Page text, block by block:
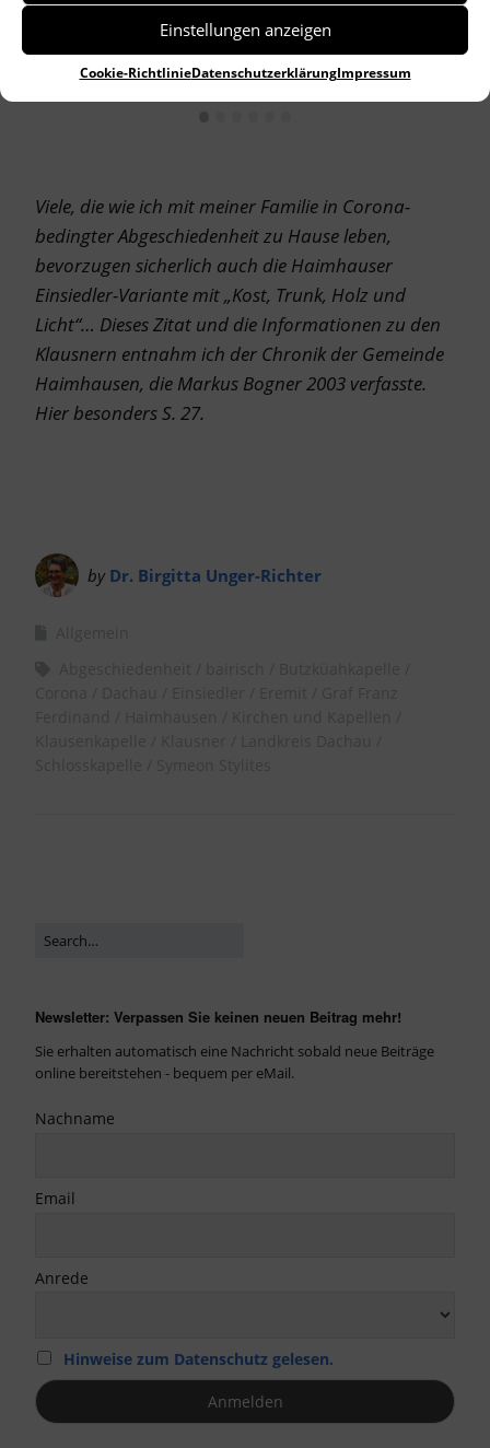
Einstellungen anzeigen
Cookie-RichtlinieDatenschutzerklärungImpressum
••••••
Viele, die wie ich mit meiner Familie in Corona-
bedingter Abgeschiedenheit zu Hause leben,
bevorzugen sicherlich auch die Haimhauser
Einsiedler-Variante mit „Kost, Trunk, Holz und
Licht“… Dieses Zitat und die Informationen zu den
Klausnern entnahm ich der Chronik der Gemeinde
Haimhausen, die Markus Bogner 2003 verfasste.
Hier besonders S. 27.
by Dr. Birgitta Unger-Richter
Newsletter: Verpassen Sie keinen neuen Beitrag mehr!
Sie erhalten automatisch eine Nachricht sobald neue Beiträge
online bereitstehen - bequem per eMail.
Nachname
Email
Anrede
Hinweise zum Datenschutz gelesen.